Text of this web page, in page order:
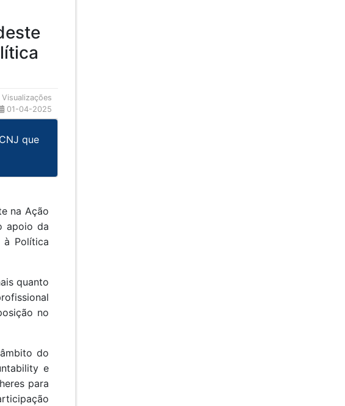
01-04-2025
que
na Ação
apoio da
Política
quanto
no
do
e
para